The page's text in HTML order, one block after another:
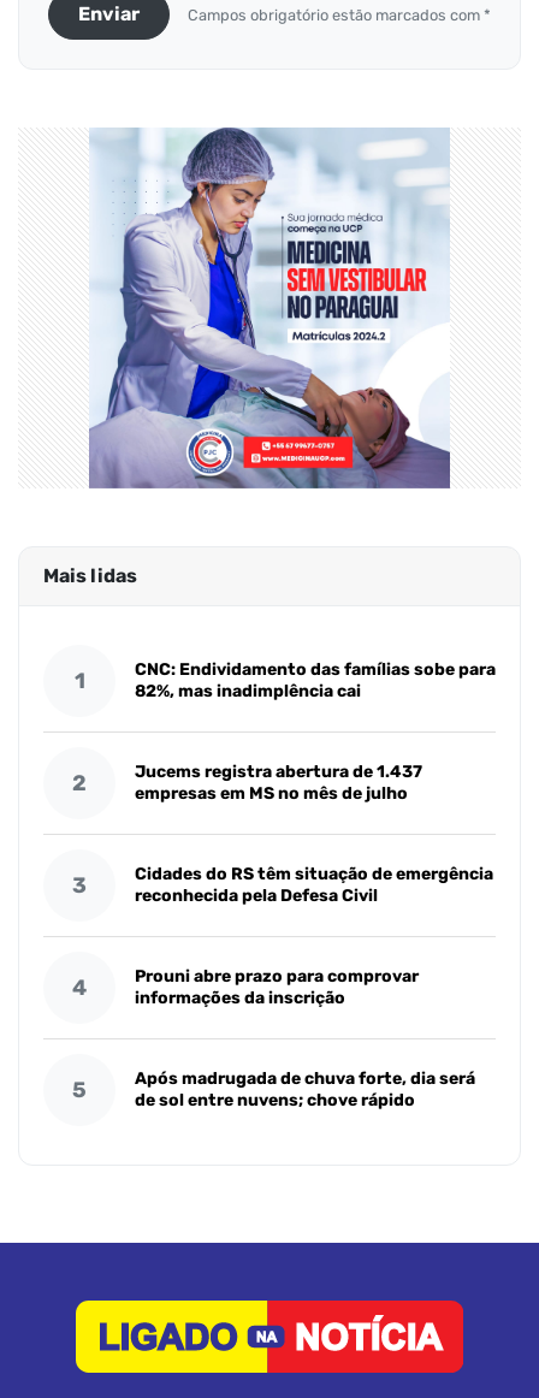
Enviar Campos obrigatório estão marcados com *
Mais lidas
1
CNC: Endividamento das famílias sobe para
82%, mas inadimplência cai
2
Jucems registra abertura de 1.437
empresas em MS no mês de julho
3
Cidades do RS têm situação de emergência
reconhecida pela Defesa Civil
4
Prouni abre prazo para comprovar
informações da inscrição
5
Após madrugada de chuva forte, dia será
de sol entre nuvens; chove rápido